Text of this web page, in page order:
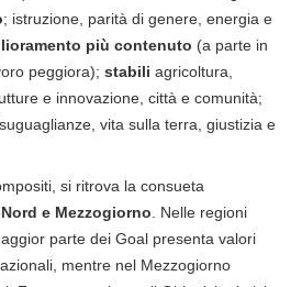
; istruzione, parità di genere, energia e
più contenuto (a parte in
peggiora); stabili agricoltura,
e innovazione, città e comunità;
vita sulla terra, giustizia e
si ritrova la consueta
e Mezzogiorno . Nelle regioni
parte dei Goal presenta valori
mentre nel Mezzogiorno